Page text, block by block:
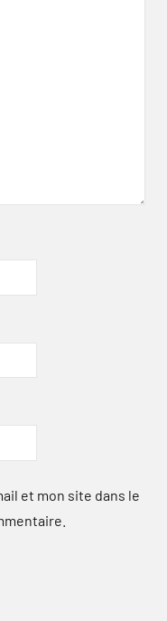
et mon site dans le